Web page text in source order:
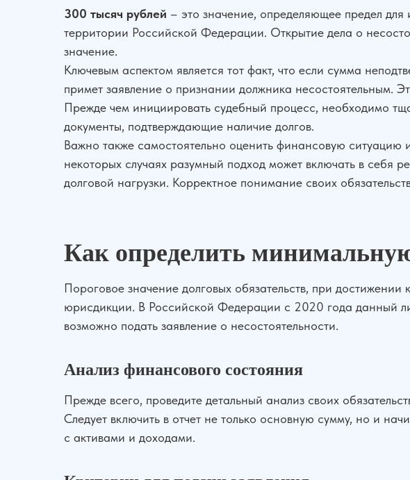
300 тысяч рублей – это значение, определяющее предел
территории Российской Федерации. Открытие дела о
значение.
Ключевым аспектом является тот факт, что если сумма
примет заявление о признании должника несостоятельным.
Прежде чем инициировать судебный процесс, необходимо
документы, подтверждающие наличие долгов.
Важно также самостоятельно оценить финансовую ситуацию
некоторых случаях разумный подход может включать в
долговой нагрузки. Корректное понимание своих
Как определить
Пороговое значение долговых обязательств, при
юрисдикции. В Российской Федерации с 2020 года данный
возможно подать заявление о несостоятельности.
Анализ финансового состояния
Прежде всего, проведите детальный анализ своих
Следует включить в отчет не только основную сумму, но и
с активами и доходами.